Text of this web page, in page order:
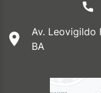
Av. Leovigildo
BA